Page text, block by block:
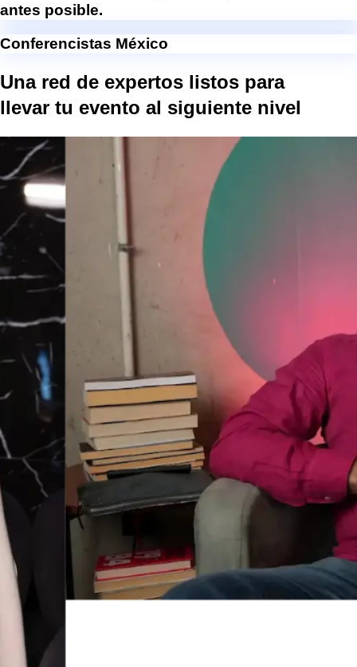
antes posible.
Conferencistas México
Una red de expertos listos para
llevar tu evento al siguiente nivel